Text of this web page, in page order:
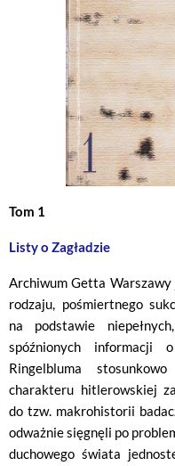
Tom 1
Listy o Zagładzie
Archiwum Getta
rodzaju, pośmiertnego
na podstawie
spóźnionych informacji
Ringelbluma
charakteru hitlerowskiej
do tzw. makrohistorii
odważnie sięgnęli po
duchowego świata